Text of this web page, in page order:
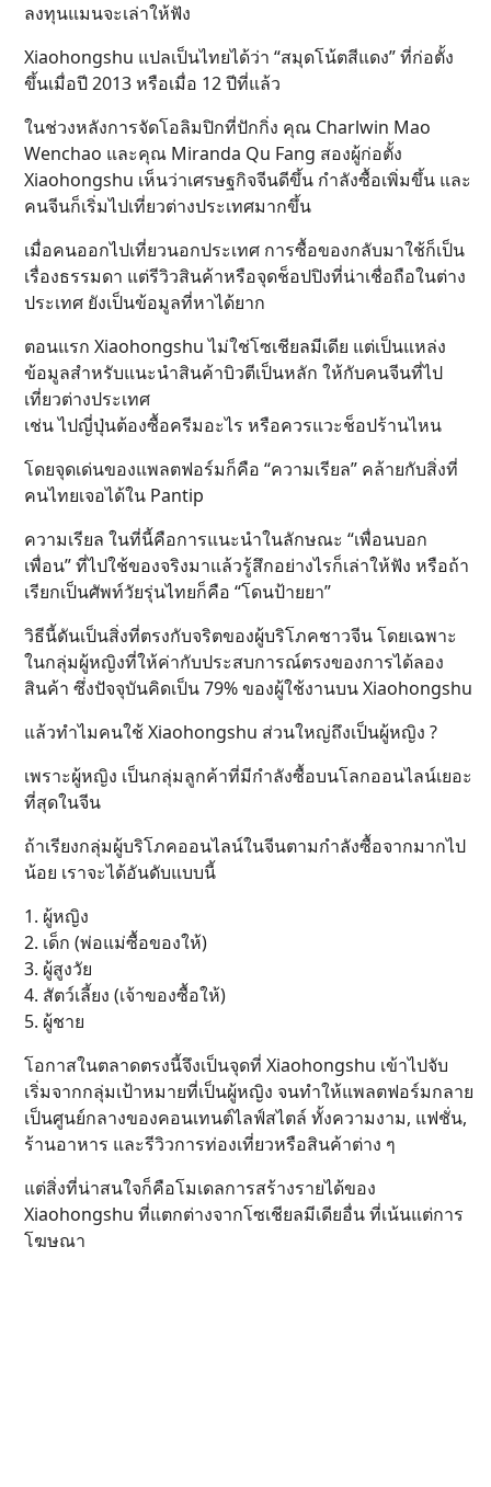
ลงทุนแมนจะเล่าให้ฟัง
Xiaohongshu แปลเป็นไทยได้ว่า “สมุดโน้ตสีแดง” ที่ก่อตั้ง
ขึ้นเมื่อปี 2013 หรือเมื่อ 12 ปีที่แล้ว
ในช่วงหลังการจัดโอลิมปิกที่ปักกิ่ง คุณ Charlwin Mao
Wenchao และคุณ Miranda Qu Fang สองผู้ก่อตั้ง
Xiaohongshu เห็นว่าเศรษฐกิจจีนดีขึ้น กำลังซื้อเพิ่มขึ้น และ
คนจีนก็เริ่มไปเที่ยวต่างประเทศมากขึ้น
เมื่อคนออกไปเที่ยวนอกประเทศ การซื้อของกลับมาใช้ก็เป็น
เรื่องธรรมดา แต่รีวิวสินค้าหรือจุดช็อปปิงที่น่าเชื่อถือในต่าง
ประเทศ ยังเป็นข้อมูลที่หาได้ยาก
ตอนแรก Xiaohongshu ไม่ใช่โซเชียลมีเดีย แต่เป็นแหล่ง
ข้อมูลสำหรับแนะนำสินค้าบิวตีเป็นหลัก ให้กับคนจีนที่ไป
เที่ยวต่างประเทศ
เช่น ไปญี่ปุ่นต้องซื้อครีมอะไร หรือควรแวะช็อปร้านไหน
โดยจุดเด่นของแพลตฟอร์มก็คือ “ความเรียล” คล้ายกับสิ่งที่
คนไทยเจอได้ใน Pantip
ความเรียล ในที่นี้คือการแนะนำในลักษณะ “เพื่อนบอก
เพื่อน” ที่ไปใช้ของจริงมาแล้วรู้สึกอย่างไรก็เล่าให้ฟัง หรือถ้า
เรียกเป็นศัพท์วัยรุ่นไทยก็คือ “โดนป้ายยา”
วิธีนี้ดันเป็นสิ่งที่ตรงกับจริตของผู้บริโภคชาวจีน โดยเฉพาะ
ในกลุ่มผู้หญิงที่ให้ค่ากับประสบการณ์ตรงของการได้ลอง
สินค้า ซึ่งปัจจุบันคิดเป็น 79% ของผู้ใช้งานบน Xiaohongshu
แล้วทำไมคนใช้ Xiaohongshu ส่วนใหญ่ถึงเป็นผู้หญิง ?
เพราะผู้หญิง เป็นกลุ่มลูกค้าที่มีกำลังซื้อบนโลกออนไลน์เยอะ
ที่สุดในจีน
ถ้าเรียงกลุ่มผู้บริโภคออนไลน์ในจีนตามกำลังซื้อจากมากไป
น้อย เราจะได้อันดับแบบนี้
1. ผู้หญิง
2. เด็ก (พ่อแม่ซื้อของให้)
3. ผู้สูงวัย
4. สัตว์เลี้ยง (เจ้าของซื้อให้)
5. ผู้ชาย
โอกาสในตลาดตรงนี้จึงเป็นจุดที่ Xiaohongshu เข้าไปจับ
เริ่มจากกลุ่มเป้าหมายที่เป็นผู้หญิง จนทำให้แพลตฟอร์มกลาย
เป็นศูนย์กลางของคอนเทนต์ไลฟ์สไตล์ ทั้งความงาม, แฟชั่น,
ร้านอาหาร และรีวิวการท่องเที่ยวหรือสินค้าต่าง ๆ
แต่สิ่งที่น่าสนใจก็คือโมเดลการสร้างรายได้ของ
Xiaohongshu ที่แตกต่างจากโซเชียลมีเดียอื่น ที่เน้นแต่การ
โฆษณา